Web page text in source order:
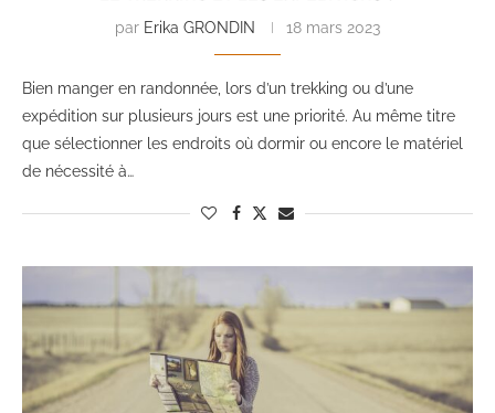
par Erika GRONDIN 18 mars 2023
Bien manger en randonnée, lors d’un trekking ou d’une
expédition sur plusieurs jours est une priorité. Au même titre
que sélectionner les endroits où dormir ou encore le matériel
de nécessité à…